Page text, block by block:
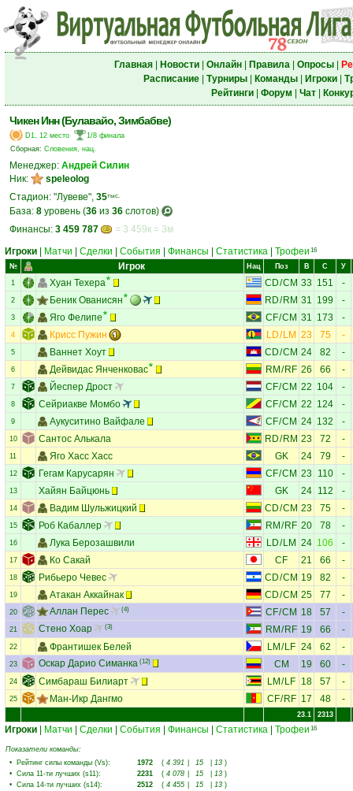
Главная| Новости| Онлайн| Правила| Опросы|
Расписание| Турниры| Команды| Игроки|
Рейтинги| Форум Чат|
Чикен Инн (Булавайо, Зимбабве)
D1, 12 место
1/8 финала
Сборная: Словения, нац.
Менеджер: Андрей Силин
Ник:
speleolog
Стадион: "Лувеве", 35тыс.
База: 8 уровень (36 из 36 слотов)
Финансы: 3 459 787
= 3 459к = 3м
Игроки
Матчи Сделки События Финансы Статистика Трофеи 16
№ Игрок Нац Поз В С У
1 Хуан Техера CD/CM 33 151 -
2 Беник Ованисян RD/ RM 31 199 -
3 Яго Фелипе CF/CM 31 173 -
4 Крисс Пужин LD/ LM 23 75 -
5 Ваннет Хоут CD/CM 24 82 -
6 Дейвидас Янченковас RM / RF 26 66 -
7 Йеспер Дрост CF/CM 22 104 -
8 Сейриакве Момбо CF/CM 22 124 -
9 Аукуситино Вайфале CF/CM 24 132 -
10 Сантос Алькала RD/ RM 23 72 -
11 Яго Хасс Хасс GK 24 79 -
12 Гегам Карусарян CF/CM 23 110 -
13 Хайян Байцюнь GK 24 112 -
14 Вадим Шульжицкий CD/CM 23 75 -
15 Роб Кабаллер RM / RF 20 78 -
16 Лука Берозашвили LD/ LM 24 106 -
17 Ко Сакай CF 21 66 -
18 Рибьеро Чевес CD/CM 19 82 -
19 Атакан Аккайнак CD/CM 25 77 -
20 Аллан Перес (4) CF/CM 18 57 -
21 Стено Хоар (3) RM / RF 19 66 -
22 Франтишек Белей LM / LF 24 62 -
23 Оскар Дарио Симанка (12) CM 19 60 -
24 Симбараш Билиарт LM / LF 18 57 -
25 Ман-Икр Дангмо CF/RF 17 48 -
23.1 2313
Игроки Матчи Сделки События Финансы Статистика Трофеи 16
Показатели команды:
• Рейтинг силы команды (Vs): 1972 ( 4 391 15 13 )
• Сила 11-ти лучших (s11): 2231 ( 4 078 15 13 )
• Сила 14-ти лучших (s14): 2512 ( 4 455 15 13 )